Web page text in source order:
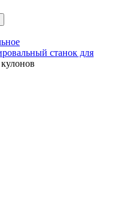
станок для